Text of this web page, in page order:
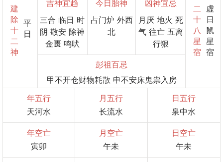
建
除
十
二
神
平
日
吉神宜趋
三合 临日 时
阴 敬安 除神
金匮 鸣吠
今日胎神
占门炉 外西
北
凶神宜忌
月厌 地火 死
气 往亡 五离
行狠
彭祖百忌
甲不开仓财物耗散 申不安床鬼祟入房
二
十
八
星
宿
虚
日
鼠
星
宿
年五行
天河水
月五行
长流水
日五行
泉中水
年空亡
寅卯
月空亡
午未
日空亡
午未